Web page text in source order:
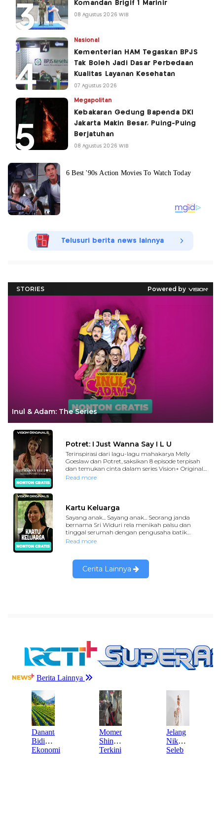
Komandan Brigif 1 Marinir
08 Agustus 2026 WIB
Nasional
Kementerian HAM Tegaskan BPJS
Tak Boleh Jadi Dasar Perbedaan
Kualitas Layanan Kesehatan
07 Agustus 2026
Megapolitan
Kebakaran Gedung Bapenda DKI
Jakarta Makin Besar, Puing-Puing
Berjatuhan
08 Agustus 2026 WIB
Telusuri berita news lainnya